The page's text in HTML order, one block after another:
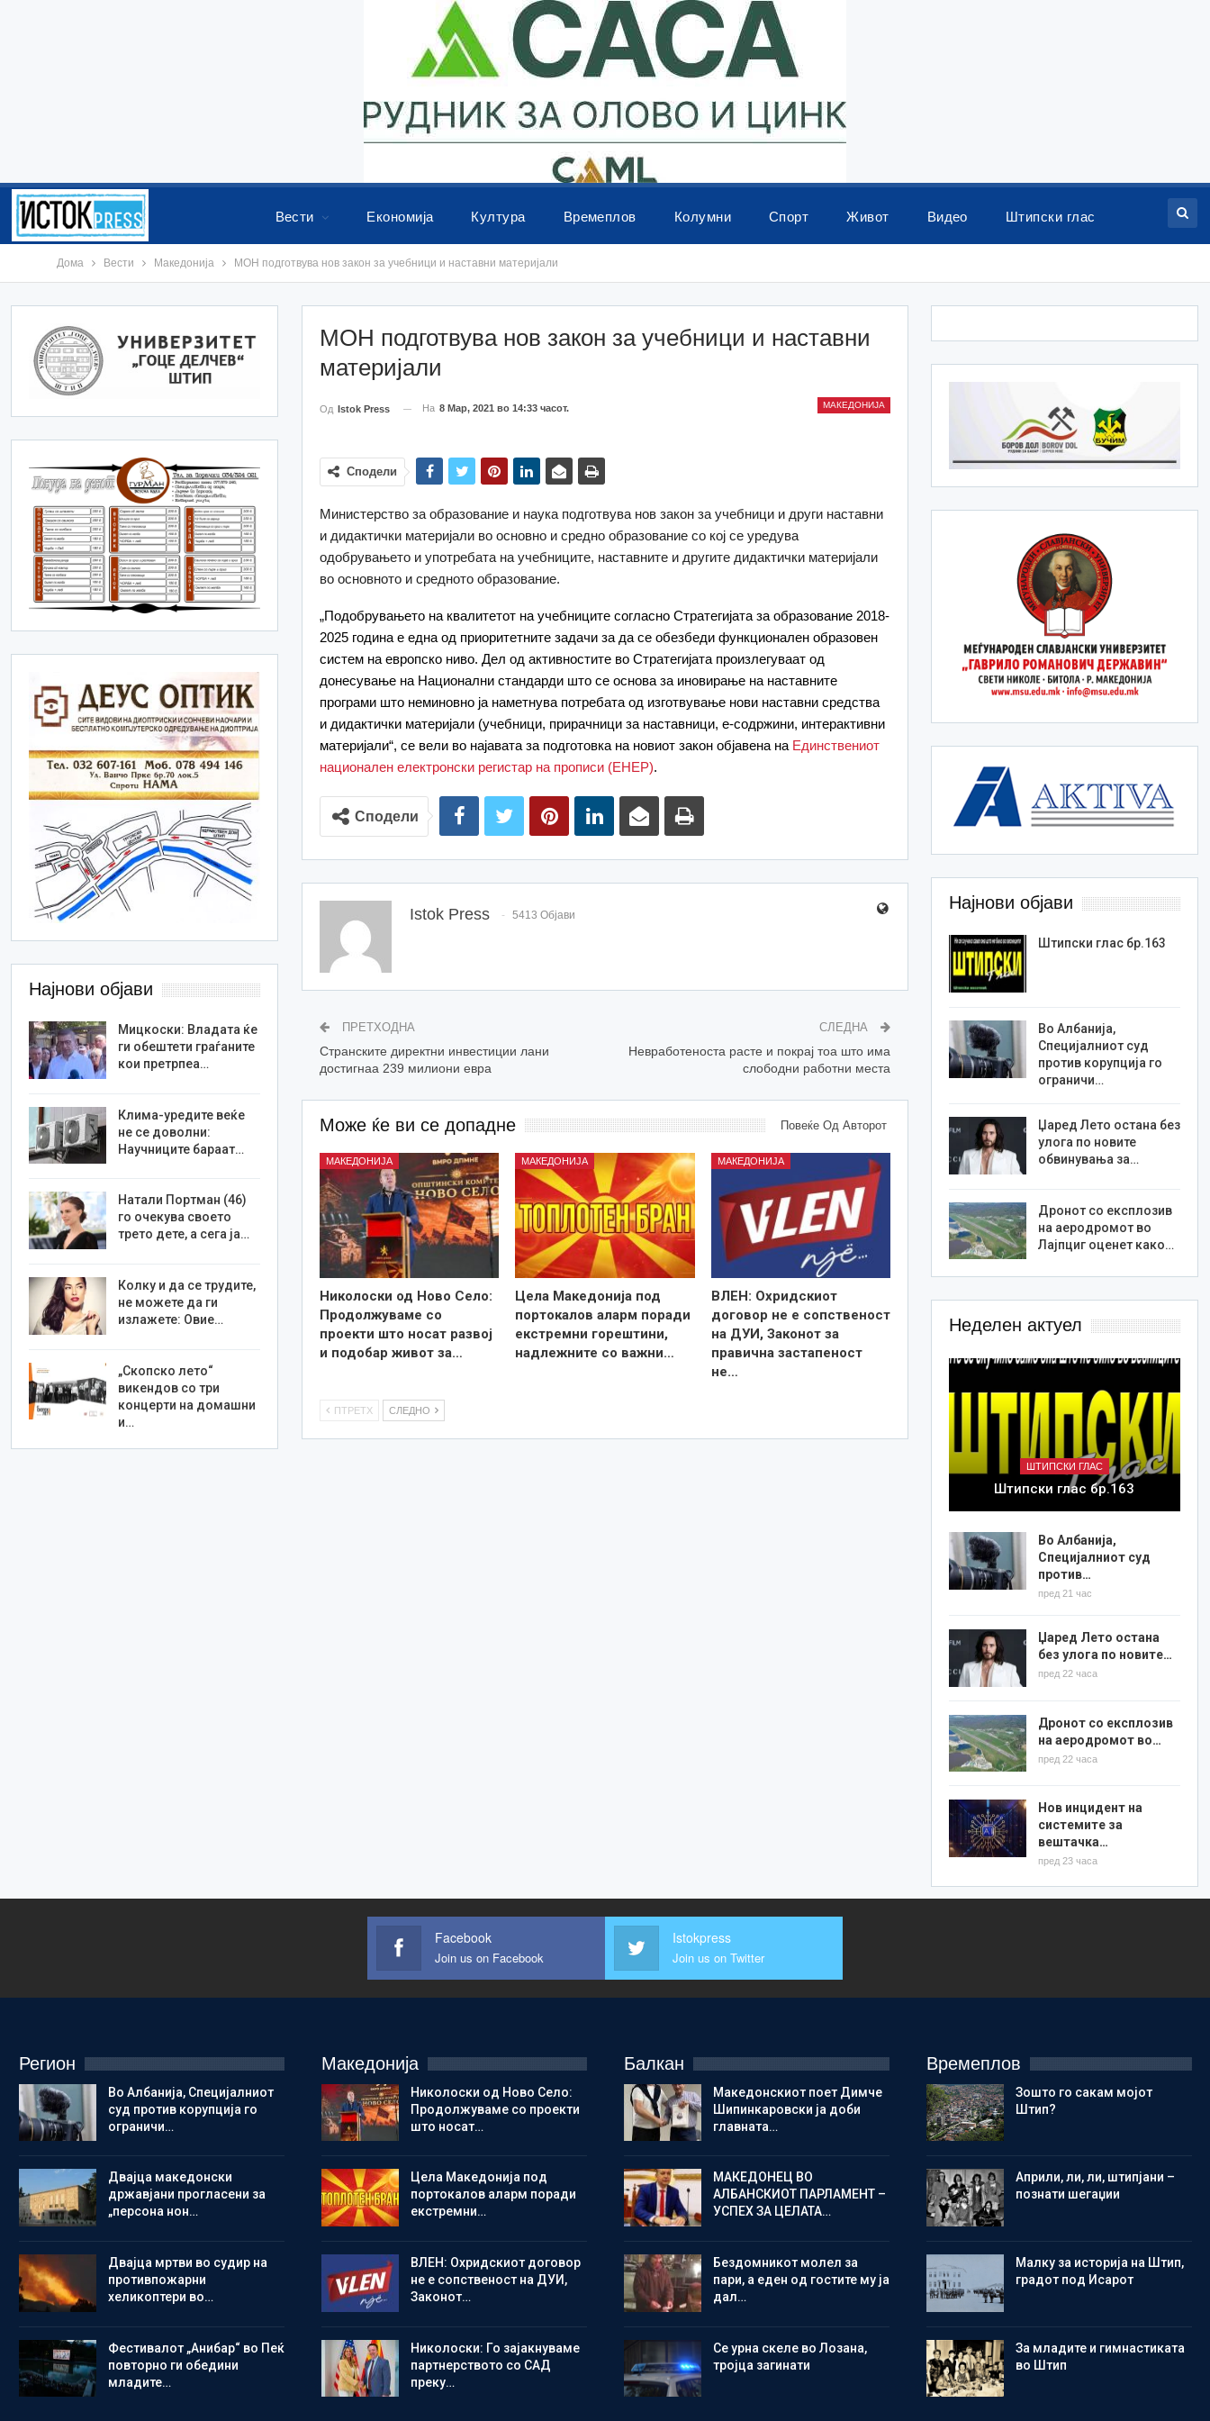
Вести Економија Култура Времеплов Колумни Спорт Живот Видео Штипски глас
Дома Вести Македонија МОН подготвува нов закон за учебници и наставни материјали
МОН подготвува нов закон за учебници и наставни
материјали
МАКЕДОНИЈА
Од Istok Press На 8 Мар, 2021 во 14:33 часот.
Сподели
Министерство за образование и наука подготвува нов закон за учебници и други наставни
и дидактички материјали во основно и средно образование со кој се уредува
одобрувањето и употребата на учебниците, наставните и другите дидактички материјали
во основното и средното образование.
„Подобрувањето на квалитетот на учебниците согласно Стратегијата за образование 2018-
2025 година е една од приоритетните задачи за да се обезбеди функционален образовен
систем на европско ниво. Дел од активностите во Стратегијата произлегуваат од
донесување на Национални стандарди што се основа за иновирање на наставните
програми што неминовно ја наметнува потребата од изготвување нови наставни средства
и дидактички материјали (учебници, прирачници за наставници, е-содржини, интерактивни
материјали“, се вели во најавата за подготовка на новиот закон објавена на Единствениот
национален електронски регистар на прописи (ЕНЕР).
Сподели
Istok Press 5413 Објави
ПРЕТХОДНА
Странските директни инвестиции лани
достигнаа 239 милиони евра
СЛЕДНА
Невработеноста расте и покрај тоа што има
слободни работни места
Може ќе ви се допадне Повеќе Од Авторот
МАКЕДОНИЈА
Николоски од Ново Село:
Продолжуваме со
проекти што носат развој
и подобар живот за…
МАКЕДОНИЈА
Цела Македонија под
портокалов аларм поради
екстремни горештини,
надлежните со важни…
МАКЕДОНИЈА
ВЛЕН: Охридскиот
договор не е сопственост
на ДУИ, Законот за
правична застапеност
не…
ПТРЕТХ СЛЕДНО
Најнови објави
Штипски глас бр.163
Во Албанија,
Специјалниот суд
против корупција го
ограничи…
Џаред Лето остана без
улога по новите
обвинувања за…
Дронот со експлозив
на аеродромот во
Лајпциг оценет како…
Неделен актуел
ШТИПСКИ ГЛАС
Штипски глас бр.163
Во Албанија,
Специјалниот суд
против…
пред 21 час
Џаред Лето остана
без улога по новите…
пред 22 часа
Дронот со експлозив
на аеродромот во…
пред 22 часа
Нов инцидент на
системите за
вештачка…
пред 23 часа
Најнови објави
Мицкоски: Владата ќе
ги обештети граѓаните
кои претрпеа…
Клима-уредите веќе
не се доволни:
Научниците бараат…
Натали Портман (46)
го очекува своето
трето дете, а сега ја…
Колку и да се трудите,
не можете да ги
излажете: Овие…
„Скопско лето“
викендов со три
концерти на домашни
и…
Facebook
Join us on Facebook
Istokpress
Join us on Twitter
Регион
Во Албанија, Специјалниот
суд против корупција го
ограничи…
Двајца македонски
државјани прогласени за
„персона нон…
Двајца мртви во судир на
противпожарни
хеликоптери во…
Фестивалот „Анибар“ во Пеќ
повторно ги обедини
младите…
Македонија
Николоски од Ново Село:
Продолжуваме со проекти
што носат…
Цела Македонија под
портокалов аларм поради
екстремни…
ВЛЕН: Охридскиот договор
не е сопственост на ДУИ,
Законот…
Николоски: Го зајакнуваме
партнерството со САД
преку…
Балкан
Македонскиот поет Димче
Шипинкаровски ја доби
главната…
МАКЕДОНЕЦ ВО
АЛБАНСКИОТ ПАРЛАМЕНТ –
УСПЕХ ЗА ЦЕЛАТА…
Бездомникот молел за
пари, а еден од гостите му ја
дал…
Се урна скеле во Лозана,
тројца загинати
Времеплов
Зошто го сакам мојот
Штип?
Aприли, ли, ли, штипјани –
познати шегаџии
Малку за историја на Штип,
градот под Исарот
Зa младите и гимнастиката
во Штип